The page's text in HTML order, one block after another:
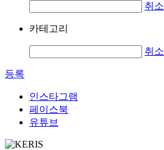
취소
카테고리
취소
등록
인스타그램
페이스북
유튜브